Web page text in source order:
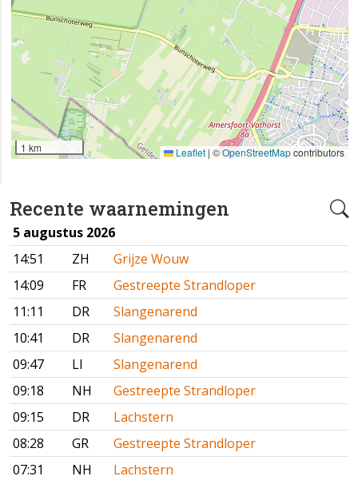
Recente waarnemingen
5 augustus 2026
14:51
ZH
Grijze Wouw
14:09
FR
Gestreepte Strandloper
11:11
DR
Slangenarend
10:41
DR
Slangenarend
09:47
LI
Slangenarend
09:18
NH
Gestreepte Strandloper
09:15
DR
Lachstern
08:28
GR
Gestreepte Strandloper
07:31
NH
Lachstern
1 km Leaflet | ©OpenStreetMapcontributors